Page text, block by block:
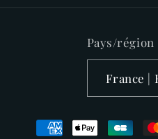
Pays/région
Moyens